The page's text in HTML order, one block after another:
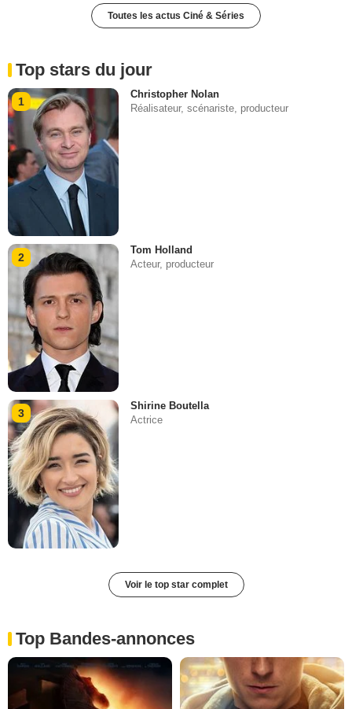
Toutes les actus Ciné & Séries
Top stars du jour
1
Christopher Nolan
Réalisateur, scénariste, producteur
2
Tom Holland
Acteur, producteur
3
Shirine Boutella
Actrice
Voir le top star complet
Top Bandes-annonces